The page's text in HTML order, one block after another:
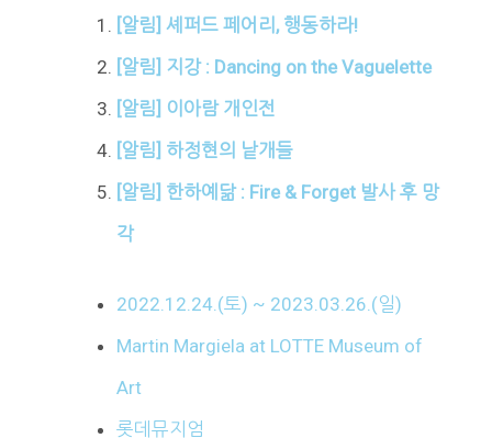
[알림] 셰퍼드 페어리, 행동하라!
[알림] 지강 : Dancing on the Vaguelette
[알림] 이아람 개인전
[알림] 하정현의 낱개들
[알림] 한하예닮 : Fire & Forget 발사 후 망
각
2022.12.24.(토) ~ 2023.03.26.(일)
Martin Margiela at LOTTE Museum of
Art
롯데뮤지엄